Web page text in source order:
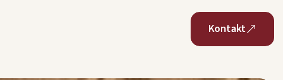
Kontakt